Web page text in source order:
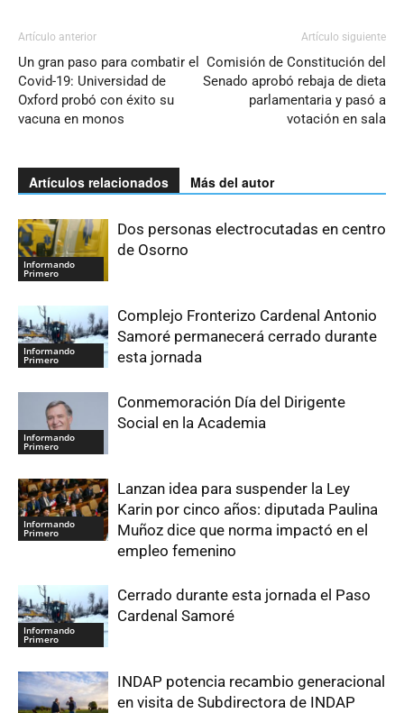
Artículo anterior
Un gran paso para combatir el
Covid-19: Universidad de
Oxford probó con éxito su
vacuna en monos
Artículo siguiente
Comisión de Constitución del
Senado aprobó rebaja de dieta
parlamentaria y pasó a
votación en sala
Artículos relacionados Más del autor
Informando
Primero
Dos personas electrocutadas en centro
de Osorno
Informando
Primero
Complejo Fronterizo Cardenal Antonio
Samoré permanecerá cerrado durante
esta jornada
Informando
Primero
Conmemoración Día del Dirigente
Social en la Academia
Informando
Primero
Lanzan idea para suspender la Ley
Karin por cinco años: diputada Paulina
Muñoz dice que norma impactó en el
empleo femenino
Informando
Primero
Cerrado durante esta jornada el Paso
Cardenal Samoré
INDAP potencia recambio generacional
en visita de Subdirectora de INDAP